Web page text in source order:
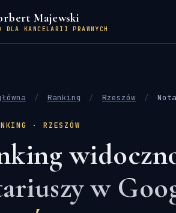
Majewski
DLA KANCELARII PRAWNYCH
/ Ranking / Rzeszów /
· RZESZÓW
w